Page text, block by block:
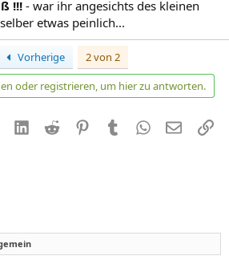
!!! - war ihr angesichts des kleinen
etwas peinlich...
Vorherige
2 von 2
oder registrieren, um hier zu antworten.
LinkedIn
Reddit PinterestTumblr WhatsApp
E-Mail